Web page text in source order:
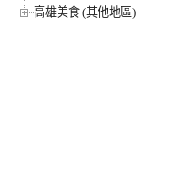
高雄美食 (其他地區)